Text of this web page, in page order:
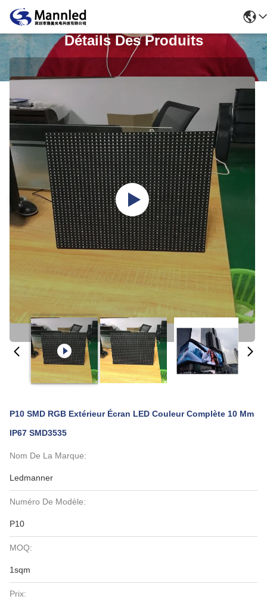
Détails Des Produits
P10 SMD RGB Extérieur Écran LED Couleur Complète 10 Mm
IP67 SMD3535
Nom De La Marque:
Ledmanner
Numéro De Modèle:
P10
MOQ:
1sqm
Prix: